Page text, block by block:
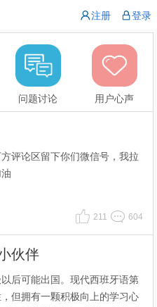
注册 登录
问题讨论 用户心声
评论区留下你们微信号，我拉
211 604
伙伴
后可能出国。现代西班牙语第
但拥有一颗积极向上的学习心